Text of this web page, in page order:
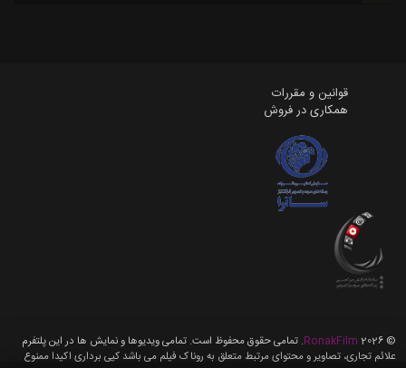
قوانین و مقررات
همکاری در فروش
©
2026
RonakFilm. تمامی حقوق محفوظ است. تمامی ویدیوها و نمایش ها در این پلتفرم
علائم تجاری، تصاویر و محتوای مرتبط متعلق به روناک فیلم می باشد کپی برداری اکیدا ممنوع